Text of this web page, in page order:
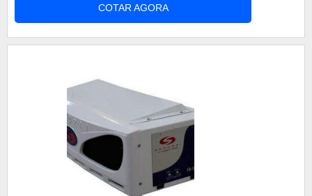
visualização de todo o processo. Vantagens do
óleo solúvel Elevada estabilidade; Excelente
COTAR AGORA